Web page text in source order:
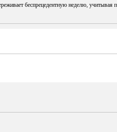
беспрецедентную неделю,